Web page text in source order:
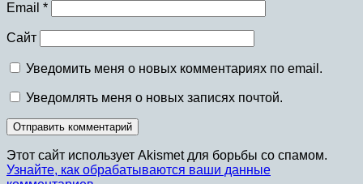
Email *
Сайт
Уведомить меня о новых комментариях по email.
Уведомлять меня о новых записях почтой.
Этот сайт использует Akismet для борьбы со спамом.
Узнайте, как обрабатываются ваши данные